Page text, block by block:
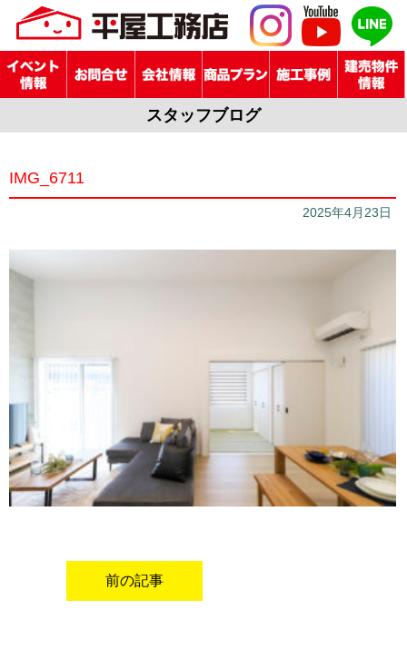
スタッフブログ
IMG_6711
2025年4月23日
前の記事